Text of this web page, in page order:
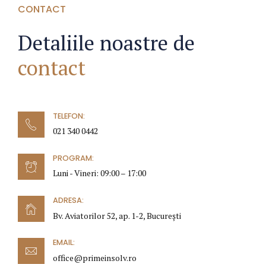
CONTACT
Detaliile noastre de
contact
TELEFON:
021 340 0442
PROGRAM:
Luni - Vineri: 09:00 – 17:00
ADRESA:
Bv. Aviatorilor 52, ap. 1-2, București
EMAIL:
office@primeinsolv.ro